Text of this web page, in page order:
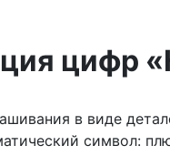
цифр
в виде
символ: